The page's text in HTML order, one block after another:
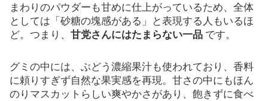
まわりのパウダーも甘めに仕上がっているため、全体
としては「砂糖の塊感がある」と表現する人もいるほ
ど。つまり、 甘党さんにはたまらない一品 です。
グミの中には、ぶどう濃縮果汁も使われており、香料
に頼りすぎず自然な果実感を再現。甘さの中にもほん
のりマスカットらしい爽やかさがあり、飽きずに食べ